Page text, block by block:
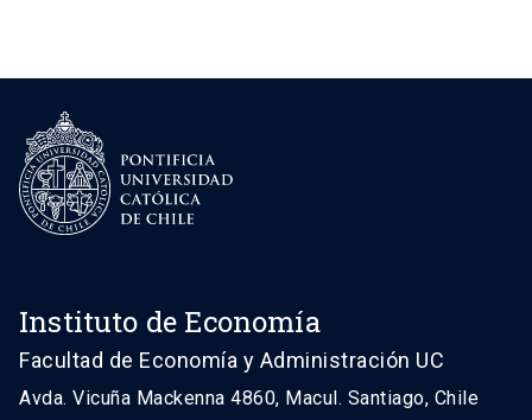
Instituto de Economía
Facultad de Economía y Administración UC
Avda. Vicuña Mackenna 4860, Macul. Santiago, Chile